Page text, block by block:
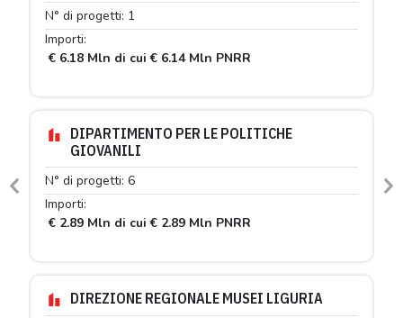
N° di progetti: 1
Importi:
€ 6.18 Mln di cui € 6.14 Mln PNRR
DIPARTIMENTO PER LE POLITICHE
GIOVANILI
N° di progetti: 6
Importi:
€ 2.89 Mln di cui € 2.89 Mln PNRR
DIREZIONE REGIONALE MUSEI LIGURIA
Previous